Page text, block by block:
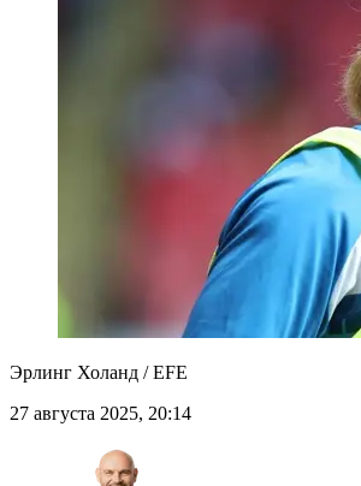
Эрлинг Холанд / EFE
27 августа 2025, 20:14